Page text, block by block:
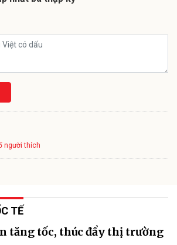
người thích
TẾ
tăng tốc, thúc đẩy thị trường